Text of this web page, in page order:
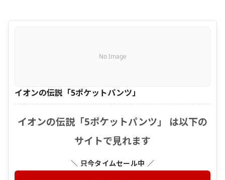
No Image
イオンの伝説「5ポケットパンツ」
イオンの伝説「5ポケットパンツ」 は以下の
サイトで見れます
＼ 只今タイムセール中 ／